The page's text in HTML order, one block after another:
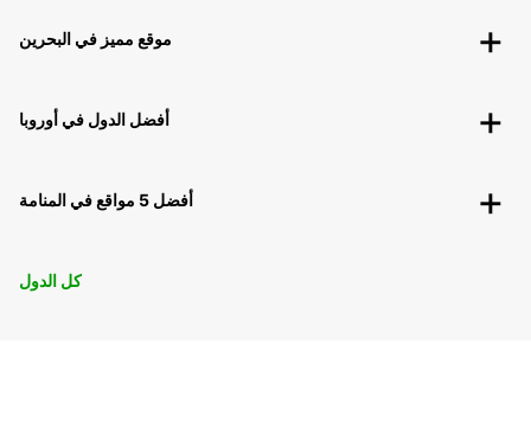
موقع مميز في البحرين
أفضل الدول في أوروبا
أفضل 5 مواقع في المنامة
كل الدول